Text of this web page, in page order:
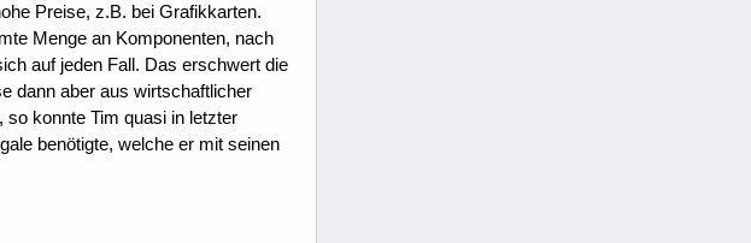
Preise, z.B. bei Grafikkarten.
Menge an Komponenten, nach
auf jeden Fall. Das erschwert die
dann aber aus wirtschaftlicher
konnte Tim quasi in letzter
benötigte, welche er mit seinen